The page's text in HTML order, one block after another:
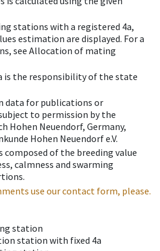
stations with a registered 4a,
estimation are displayed. For a
see Allocation of mating
is the responsibility of the state
data for publications or
to permission by the
Hohen Neuendorf, Germany,
Hohen Neuendorf e.V.
composed of the breeding value
calmness and swarming
use our contact form, please.
station
station with fixed 4a